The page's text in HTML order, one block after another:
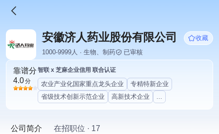
安徽济人药业股份有限公司
收藏
1000-9999人 · 生物、制药
已审核
靠谱分
4.0分
智联 x 芝麻企业信用 联合认证
农业产业化国家重点龙头企业
专精特新企业
省级技术创新示范企业
高新技术企业 ...
公司简介 在招职位 · 17